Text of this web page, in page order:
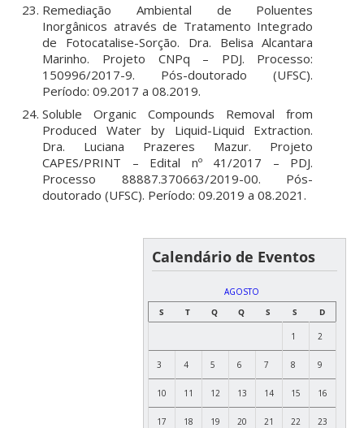
Remediação Ambiental de Poluentes
Inorgânicos através de Tratamento Integrado
de Fotocatalise-Sorção. Dra. Belisa Alcantara
Marinho. Projeto CNPq – PDJ. Processo:
150996/2017-9. Pós-doutorado (UFSC).
Período: 09.2017 a 08.2019.
Soluble Organic Compounds Removal from
Produced Water by Liquid-Liquid Extraction.
Dra. Luciana Prazeres Mazur. Projeto
CAPES/PRINT – Edital nº 41/2017 – PDJ.
Processo 88887.370663/2019-00. Pós-
doutorado (UFSC). Período: 09.2019 a 08.2021.
Calendário de Eventos
AGOSTO
S
T Q Q S S D
1 2
3 4 5 6 7 8 9
10 11 12 13 14 15 16
17 18 19 20 21 22 23